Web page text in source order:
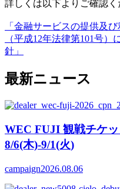
詳しくは以下よりご確認く
「金融サービスの提供及
（平成12年法律第101号
針」
最新ニュース
WEC FUJI 観戦チケ
8/6(木)-9/1(火)
campaign2026.08.06